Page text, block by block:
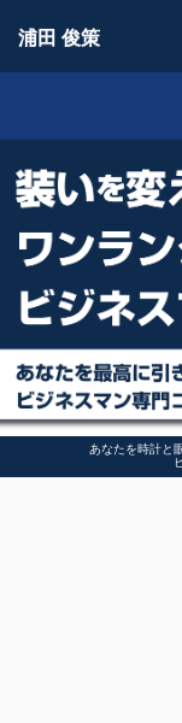
あなたを時計と
浦田 俊策